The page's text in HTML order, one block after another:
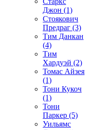
Джон (1)
Стоякович
Предраг (3)
Тим Данкан
(4)
Тим
Хардуэй (2)
Томас Айзея
(1)
Тони Кукоч
(1)
Тони
Паркер (5)
Уильямс